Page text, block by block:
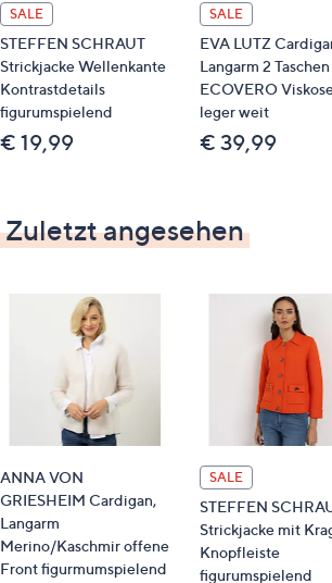
SALE
STEFFEN SCHRAUT
Strickjacke Wellenkante
Kontrastdetails
figurumspielend
€ 19,99
SALE
EVA LUTZ
Langarm 2
ECOVERO
leger weit
€ 39,99
Zuletzt angesehen
ANNA VON
GRIESHEIM Cardigan,
Langarm
Merino/Kaschmir offene
Front figurmumspielend
SALE
STEFFEN
Strickjacke mit
Knopfleiste
figurumspielend